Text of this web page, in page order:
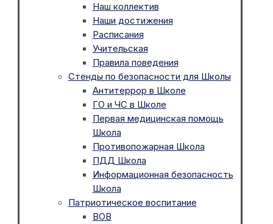
Наш коллектив
Наши достижения
Расписания
Учительская
Правила поведения
Стенды по безопасности для Школы
Антитеррор в Школе
ГО и ЧС в Школе
Первая медицинская помощь
Школа
Противопожарная Школа
ПДД Школа
Информационная безопасность
Школа
Патриотическое воспитание
ВОВ